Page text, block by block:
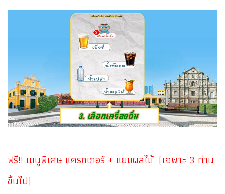
ฟรี!! เมนูพิเศษ แครกเกอร์ + แยมผลไม้ (เฉพาะ 3 ท่าน
ขึ้นไป)